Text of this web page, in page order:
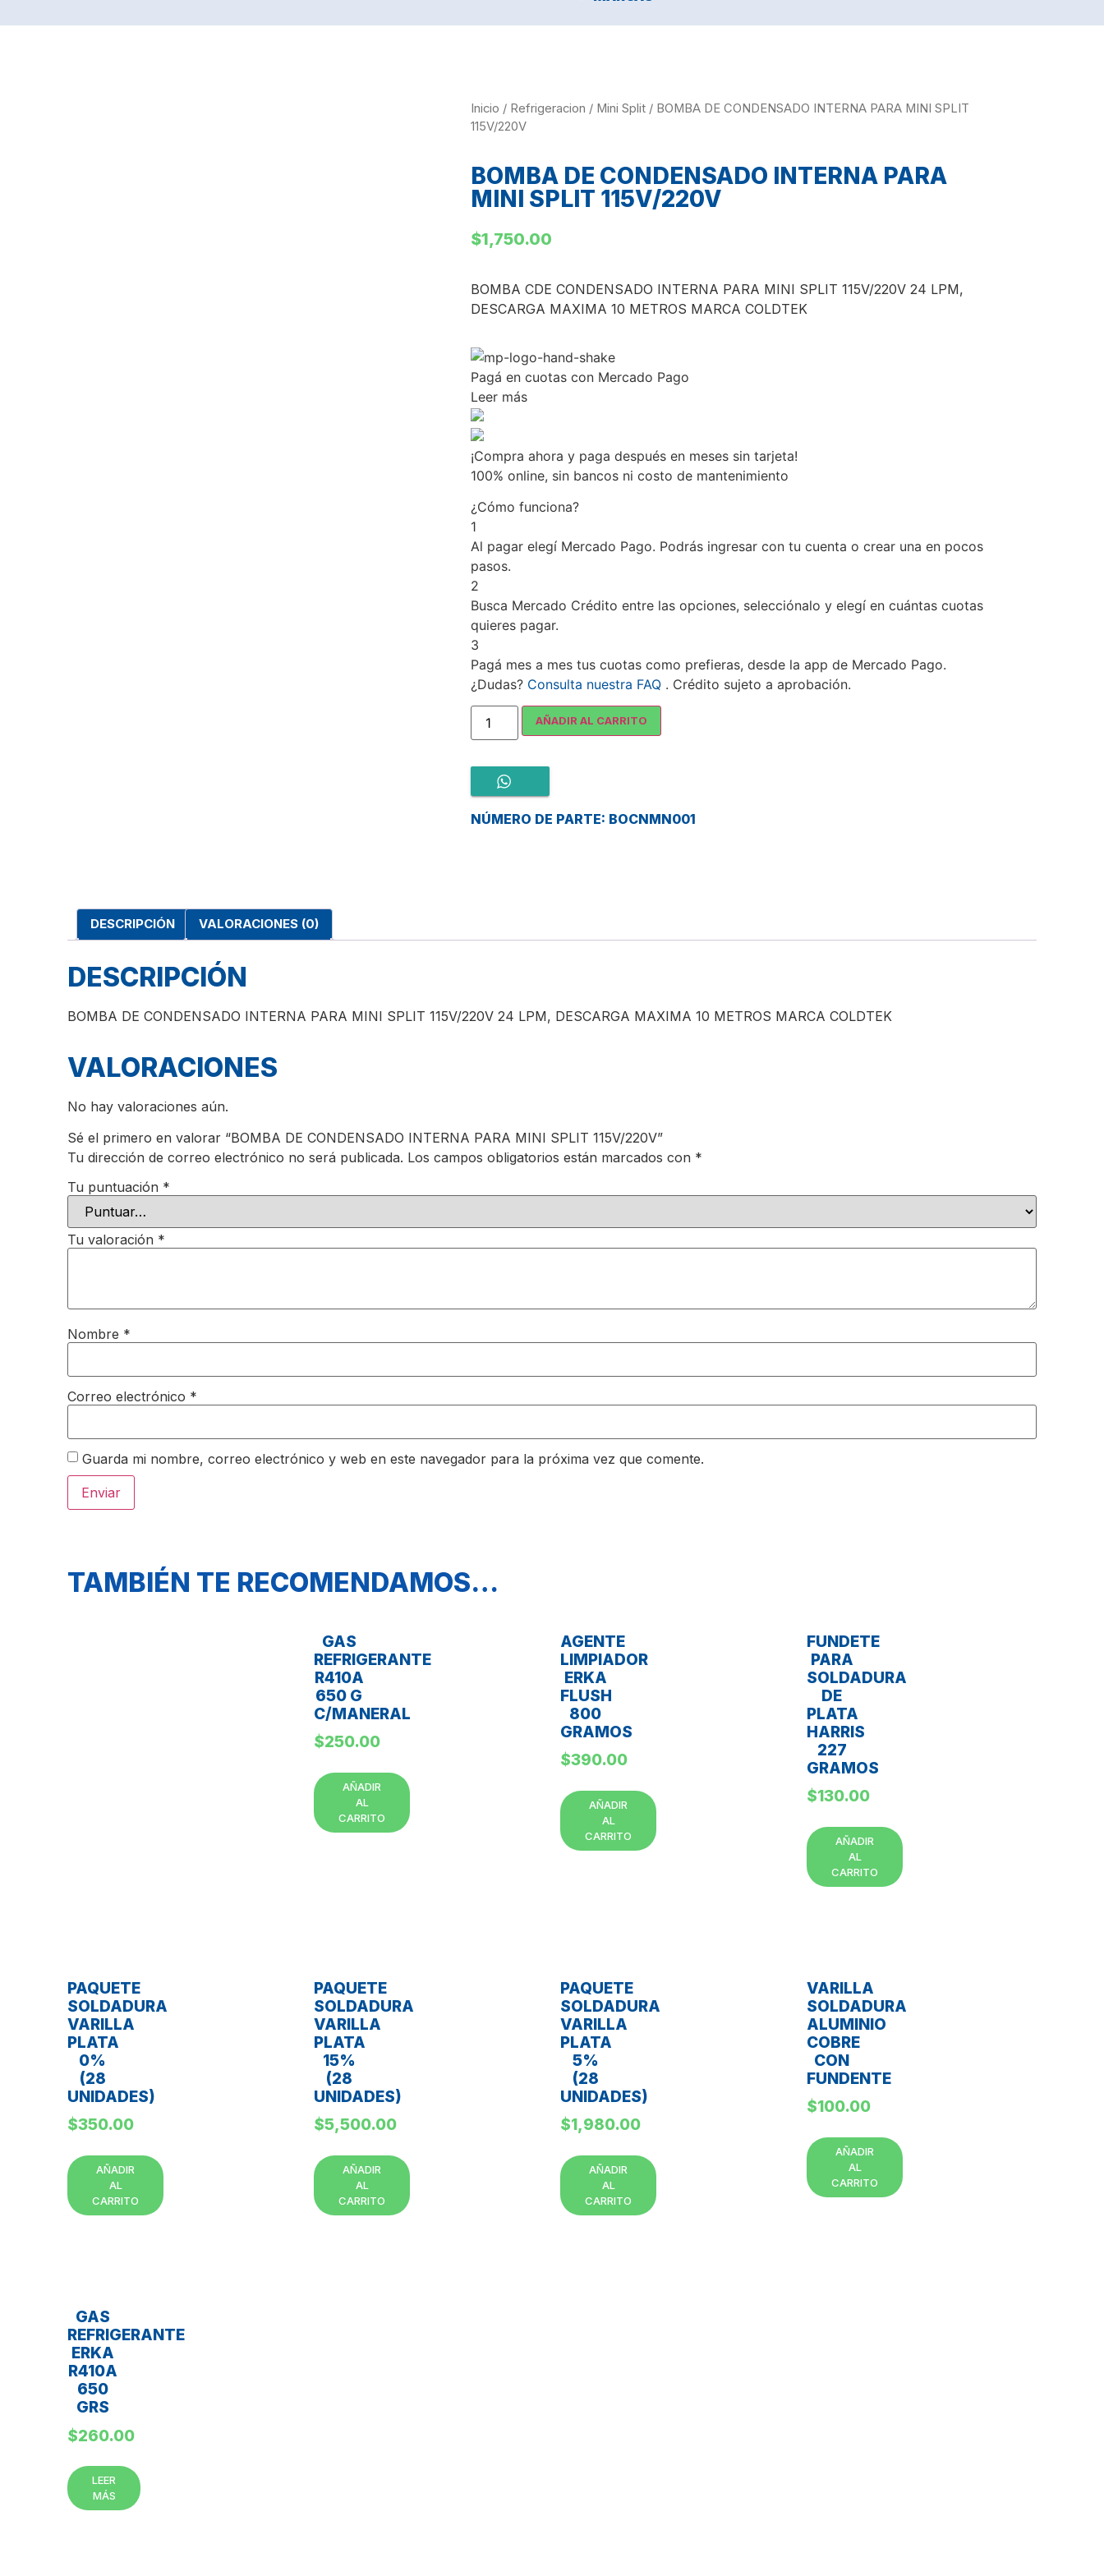
Inicio / Refrigeracion / Mini Split/ BOMBA DE CONDENSADO INTERNA PARA MINI SPLIT
115V/220V
BOMBA DE CONDENSADO INTERNA PARA
MINI SPLIT 115V/220V
$1,750.00
BOMBA CDE CONDENSADO INTERNA PARA MINI SPLIT 115V/220V 24 LPM,
DESCARGA MAXIMA 10 METROS MARCA COLDTEK
Pagá en cuotascon Mercado Pago
Leer más
¡Compra ahora y paga después en meses sin tarjeta!
100% online, sin bancos ni costo de mantenimiento
¿Cómo funciona?
1
Al pagar elegíMercado Pago. Podrás ingresar con tu cuenta o crear una en pocos
pasos.
2
Busca Mercado Crédito entre las opciones, selecciónalo y elegí en cuántas cuotas
quieres pagar.
3
Pagá mes a mes tus cuotas como prefieras, desde la app de Mercado Pago.
¿Dudas? Consulta nuestra FAQ. Crédito sujeto a aprobación.
AÑADIR AL CARRITO
NÚMERO DE PARTE: BOCNMN001
DESCRIPCIÓN VALORACIONES (0)
DESCRIPCIÓN
BOMBA DE CONDENSADO INTERNA PARA MINI SPLIT 115V/220V 24 LPM, DESCARGA MAXIMA 10 METROS MARCA COLDTEK
VALORACIONES
No hay valoraciones aún.
Sé el primero en valorar “BOMBA DE CONDENSADO INTERNA PARA MINI SPLIT 115V/220V”
Tu dirección de correo electrónico no será publicada. Los campos obligatorios están marcados con *
Tu puntuación *
Tu valoración *
Nombre *
Correo electrónico *
Guarda mi nombre, correo electrónico y web en este navegador para la próxima vez que comente.
TAMBIÉN TE RECOMENDAMOS…
GAS
REFRIGERANTE
R410A
650 G
C/MANERAL
$250.00
AÑADIR
AL
CARRITO
AGENTE
LIMPIADOR
ERKA
FLUSH
800
GRAMOS
$390.00
AÑADIR
AL
CARRITO
FUNDETE
PARA
SOLDADURA
DE
PLATA
HARRIS
227
GRAMOS
$130.00
AÑADIR
AL
CARRITO
PAQUETE
SOLDADURA
VARILLA
PLATA
0%
(28
UNIDADES)
$350.00
AÑADIR
AL
CARRITO
PAQUETE
SOLDADURA
VARILLA
PLATA
15%
(28
UNIDADES)
$5,500.00
AÑADIR
AL
CARRITO
PAQUETE
SOLDADURA
VARILLA
PLATA
5%
(28
UNIDADES)
$1,980.00
AÑADIR
AL
CARRITO
VARILLA
SOLDADURA
ALUMINIO
COBRE
CON
FUNDENTE
$100.00
AÑADIR
AL
CARRITO
GAS
REFRIGERANTE
ERKA
R410A
650
GRS
$260.00
LEER
MÁS